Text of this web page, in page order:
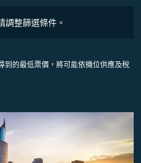
調整篩選條件。
的最低票價，將可能依機位供應及稅